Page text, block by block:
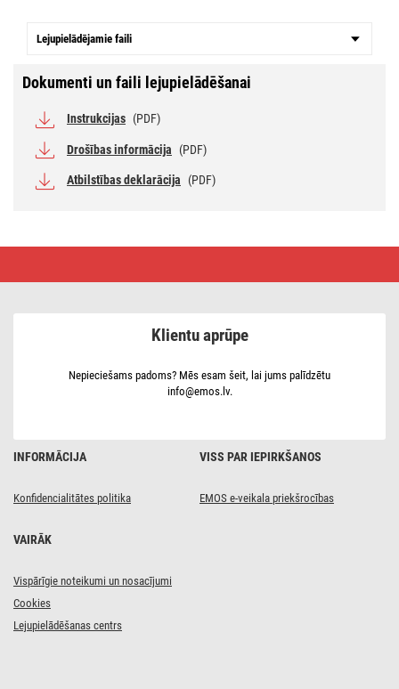
Lejupielādējamie faili
Dokumenti un faili lejupielādēšanai
Instrukcijas (PDF)
Drošības informācija (PDF)
Atbilstības deklarācija (PDF)
INFORMĀCIJA
Konfidencialitātes politika
VISS PAR IEPIRKŠANOS
EMOS e-veikala priekšrocības
VAIRĀK
Vispārīgie noteikumi un nosacījumi
Cookies
Lejupielādēšanas centrs
Klientu aprūpe
Nepieciešams padoms? Mēs esam šeit, lai jums palīdzētu
info@emos.lv.